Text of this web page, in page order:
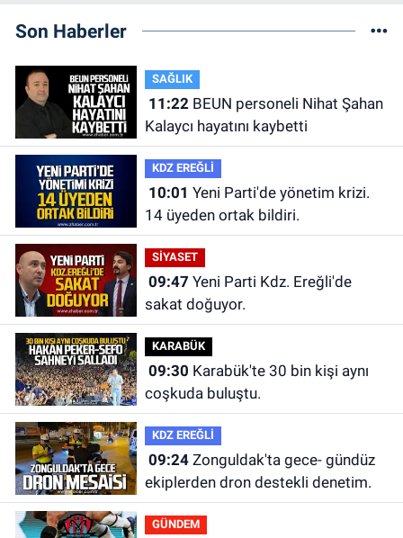
Son Haberler
SAĞLIK
11:22BEUN personeli Nihat Şahan
Kalaycı hayatını kaybetti
KDZ EREĞLİ
10:01
14 üyeden ortak bildiri.
SİYASET
09:47
sakat doğuyor.
KARABÜK
09:30
coşkuda buluştu.
KDZ EREĞLİ
09:24Zonguldak'ta gece- gündüz
ekiplerden dron destekli denetim.
GÜNDEM